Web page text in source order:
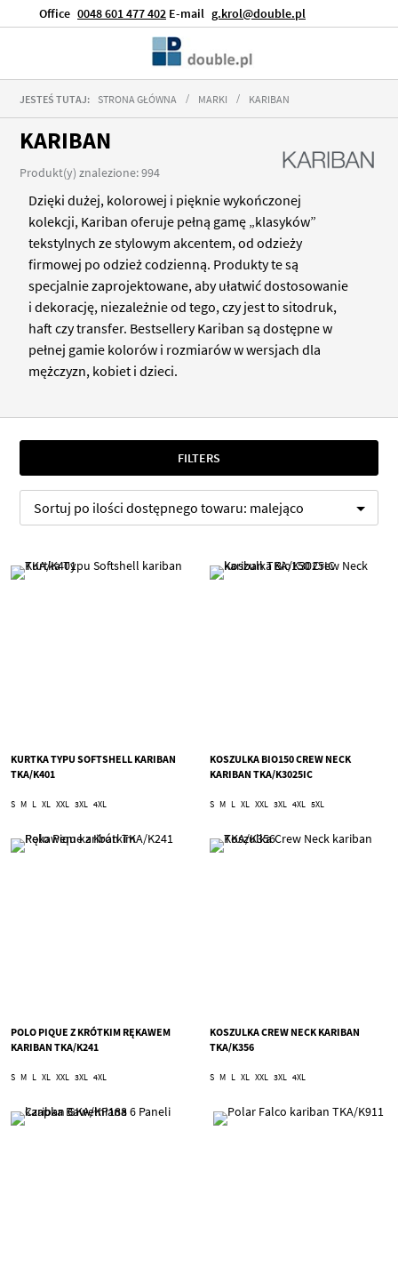
Office 0048 601 477 402 E-mail g.krol@double.pl
JESTEŚ TUTAJ: STRONA GŁÓWNA MARKI KARIBAN
KARIBAN
Produkt(y) znalezione: 994
Dzięki dużej, kolorowej i pięknie wykończonej
kolekcji, Kariban oferuje pełną gamę „klasyków”
tekstylnych ze stylowym akcentem, od odzieży
firmowej po odzież codzienną. Produkty te są
specjalnie zaprojektowane, aby ułatwić dostosowanie
i dekorację, niezależnie od tego, czy jest to sitodruk,
haft czy transfer. Bestsellery Kariban są dostępne w
pełnej gamie kolorów i rozmiarów w wersjach dla
mężczyzn, kobiet i dzieci.
FILTERS
Sortuj po ilości dostępnego towaru: malejąco
KURTKA TYPU SOFTSHELL KARIBAN
TKA/K401
S M L XL XXL 3XL 4XL
KOSZULKA BIO150 CREW NECK
KARIBAN TKA/K3025IC
S M L XL XXL 3XL 4XL 5XL
POLO PIQUE Z KRÓTKIM RĘKAWEM
KARIBAN TKA/K241
S M L XL XXL 3XL 4XL
KOSZULKA CREW NECK KARIBAN
TKA/K356
S M L XL XXL 3XL 4XL